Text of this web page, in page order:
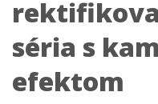
séria s
efektom